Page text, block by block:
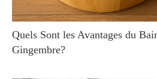
Quels Sont les Avantages du
Gingembre?